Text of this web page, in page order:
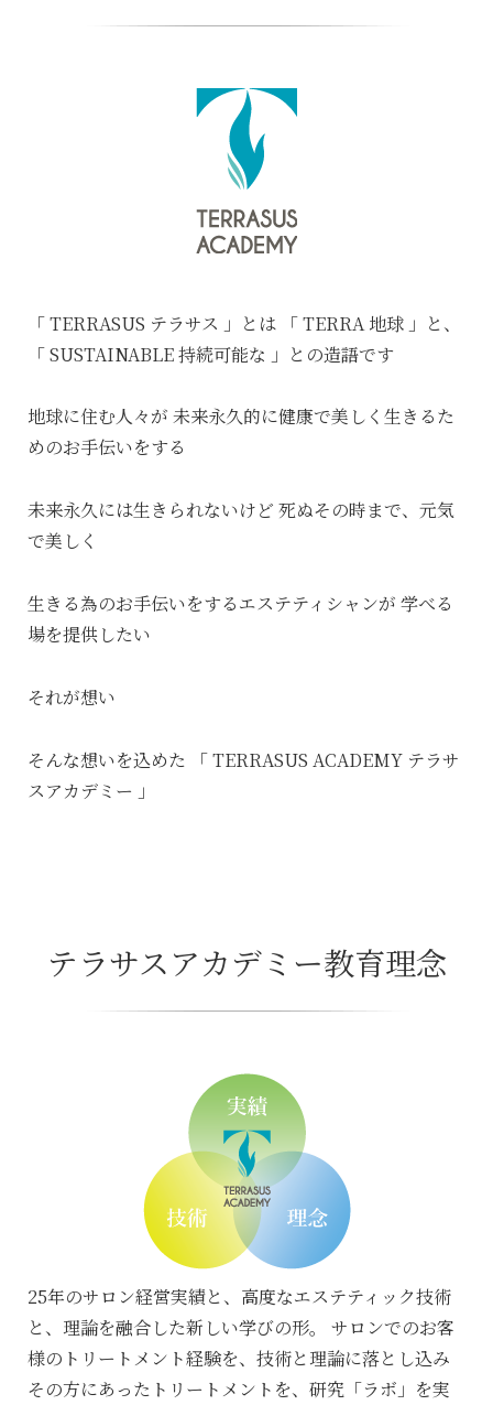
「 TERRASUS テラサス 」とは
「 TERRA 地球 」と、
「 SUSTAINABLE 持続可能な 」との造語です
地球に住む人々が 未来永久的に健康で美しく生きるた
めのお手伝いをする
未来永久には生きられないけど 死ぬその時まで、元気
で美しく
生きる為のお手伝いをするエステティシャンが 学べる
場を提供したい
それが想い
そんな想いを込めた
「 TERRASUS ACADEMY テラサ
スアカデミー 」
テラサスアカデミー教育理念
25年のサロン経営実績と、高度なエステティック技術
と、理論を融合した新しい学びの形。
サロンでのお客
様のトリートメント経験を、技術と理論に落とし込み
その方にあったトリートメントを、研究「ラボ」を実